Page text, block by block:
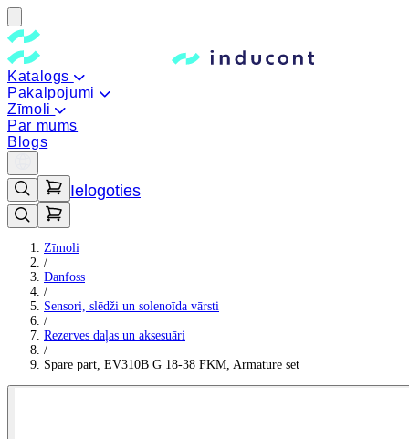
Katalogs
Pakalpojumi
Zīmoli
Par mums
Blogs
Ielogoties
Zīmoli
/
Danfoss
/
Sensori, slēdži un solenoīda vārsti
/
Rezerves daļas un aksesuāri
/
Spare part, EV310B G 18-38 FKM, Armature set